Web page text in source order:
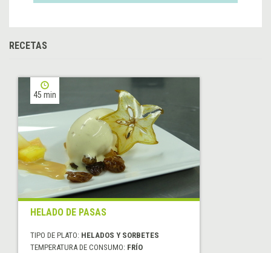
RECETAS
45 min
HELADO DE PASAS
TIPO DE PLATO: HELADOS Y SORBETES
TEMPERATURA DE CONSUMO: FRÍO